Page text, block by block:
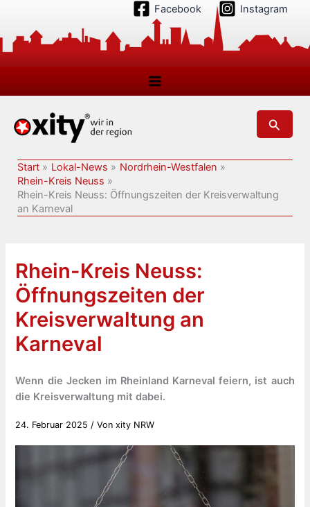
springen
Facebook Instagram
Suchen
Start Lokal-News
Nordrhein-Westfalen
Rhein-Kreis Neuss
Rhein-Kreis Neuss: Öffnungszeiten der Kreisverwaltung
an Karneval
Rhein-Kreis Neuss:
Öffnungszeiten der
Kreisverwaltung an
Karneval
Wenn die Jecken im Rheinland Karneval feiern, ist auch
die Kreisverwaltung mit dabei.
24. Februar 2025 / Vonxity NRW